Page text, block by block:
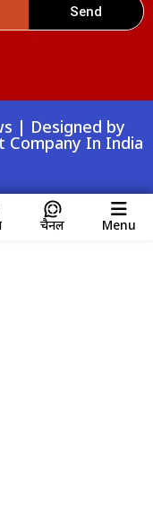
Send
| Designed by
Company In India
चैनल Menu